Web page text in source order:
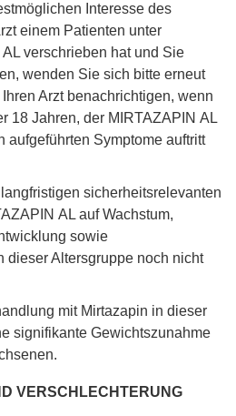
Interesse des
einem Patienten unter
verschrieben hat und Sie
wenden Sie sich bitte erneut
Arzt benachrichtigen, wenn
18 Jahren, der MIRTAZAPIN AL
aufgeführten Symptome auftritt
sicherheitsrelevanten
AL auf Wachstum,
sowie
dieser Altersgruppe noch nicht
mit Mirtazapin in dieser
signifikante Gewichtszunahme
VERSCHLECHTERUNG